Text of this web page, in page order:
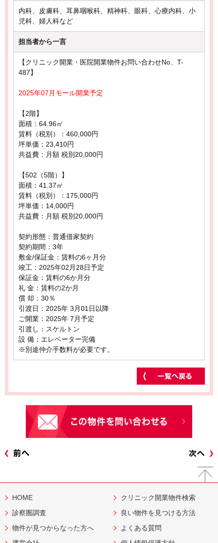
内科、皮膚科、耳鼻咽喉科、精神科、眼科、心療内科、小
児科、婦人科など
担当者から一言
【クリニック開業・医院開業物件お問い合わせNo、T-
487】
2025年07月モール開業予定
【2階】
面積：64.96㎡
賃料（税別）：460,000円
坪単価：23,410円
共益費：月額 税別20,000円
【502（5階）】
面積：41.37㎡
賃料（税別）：175,000円
坪単価：14,000円
共益費：月額 税別20,000円
契約形態：普通借家契約
契約期間：3年
敷金/保証金：賃料の6ヶ月分
竣工：2025年02月28日予定
保証金：賃料の6か月分
礼 金：賃料の2か月
償 却：30％
引渡日：2025年 3月01日以降
ご開業：2025年 7月予定
引渡し：スケルトン
設 備：エレベーター完備
※別途仲介手数料が必要です。
HOME
クリニック開業物件検索
診察圏調査
良い物件を見つける方法
物件が見つからなった方へ
よくある質問